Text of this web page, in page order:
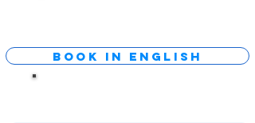
Book in english